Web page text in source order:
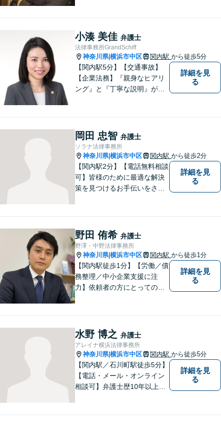
い。損のない、適切な、早期
解決方法をご提案し、事件解
決のため尽力いたします。
小湊 美佳 弁護士
法律事務所GrandSchiff
神奈川県|横浜市中区 関内駅 から徒歩5分
【関内駅5分】【交通事故】
【企業法務】『親身なヒアリ
ング』と『丁寧な説明』がモ
頼者様が安心して将来を過ご
せるようになるための支援を
いたします。
詳細を見
る
岡田 忠智 弁護士
ソラナ法律事務所
神奈川県|横浜市中区 関内駅 から徒歩2分
【関内駅2分】【電話無料相談
可】皆様のために最適な解決
策を見つけるお手伝いをさせ
ポートを提供します。どうぞ
お気軽にご相談ください。
詳細を見
る
野田 侑希 弁護士
野澤・中野法律事務所
神奈川県|横浜市中区 関内駅 から徒歩1分
【関内駅徒歩1分】【労働／債
務整理／中小企業支援に注
力】依頼者の方にとっての
を最大限駆使したご提案をい
たします。【初回相談30分無
料】
詳細を見
る
水野 博之 弁護士
アレイナ横浜法律事務所
神奈川県|横浜市中区 関内駅 から徒歩5分
【関内駅／石川町駅徒歩5分】
【電話・メール・オンライン
相談可】弁護士歴10年以上！
詳細を見
る